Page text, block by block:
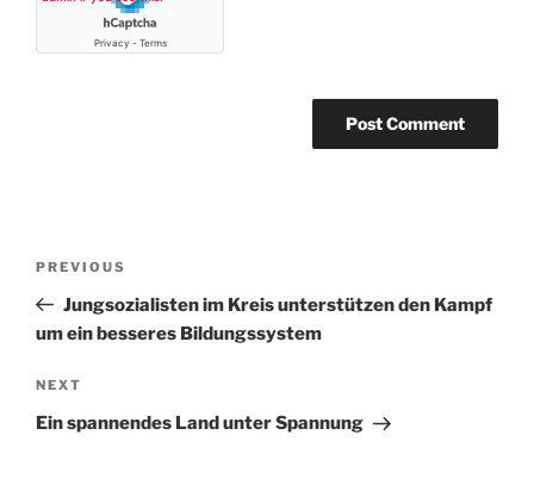
Previous
Post
PREVIOUS
Jungsozialisten im Kreis unterstützen den Kampf
um ein besseres Bildungssystem
Next
Post
NEXT
Ein spannendes Land unter Spannung